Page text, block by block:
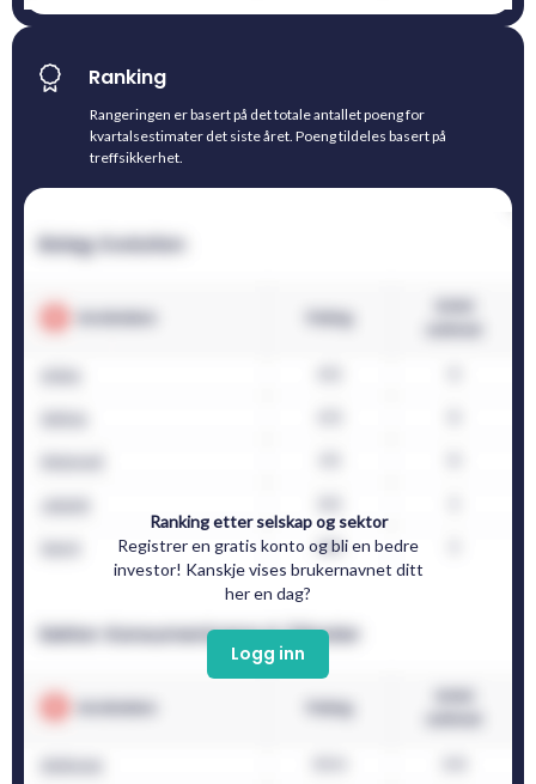
Ranking
Rangeringen er basert på det totale antallet poeng for
kvartalsestimater det siste året. Poeng tildeles basert på
treffsikkerhet.
Ranking etter selskap og sektor
Registrer en gratis konto og bli en bedre
investor! Kanskje vises brukernavnet ditt
her en dag?
Logg inn